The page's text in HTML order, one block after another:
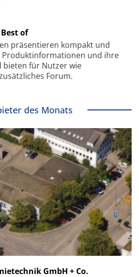
of
präsentieren kompakt und
Produkt­informationen und ihre
bieten für Nutzer wie
Forum.
des Monats
GmbH + Co.